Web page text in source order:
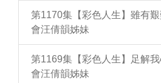
第1170集【彩色人生】雖有
會汪倩韻姊妹
第1169集【彩色人生】足解
會汪倩韻姊妹